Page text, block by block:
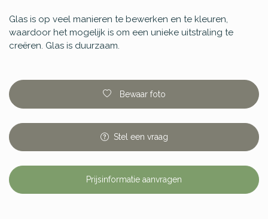
Glas is op veel manieren te bewerken en te kleuren,
waardoor het mogelijk is om een unieke uitstraling te
creëren. Glas is duurzaam.
Bewaar foto
Stel een vraag
Prijsinformatie aanvragen